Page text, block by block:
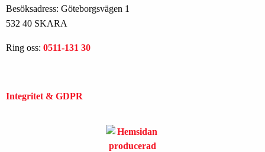
Besöksadress: Göteborgsvägen 1
532 40 SKARA
Ring oss: 0511-131 30
Integritet & GDPR